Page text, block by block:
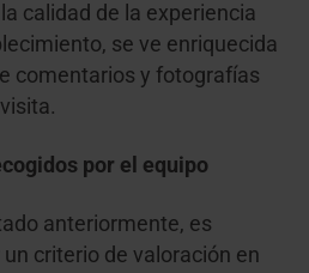
calidad de la experiencia
se ve enriquecida
comentarios y fotografías
por el equipo
anteriormente, es
criterio de valoración en